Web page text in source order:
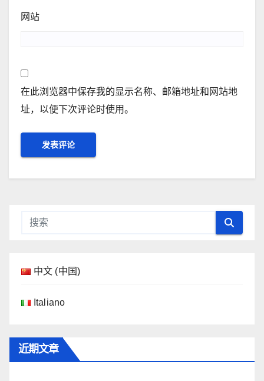
网站
在此浏览器中保存我的显示名称、邮箱地址和网站地
址，以便下次评论时使用。
中文 (中国)
Italiano
近期文章